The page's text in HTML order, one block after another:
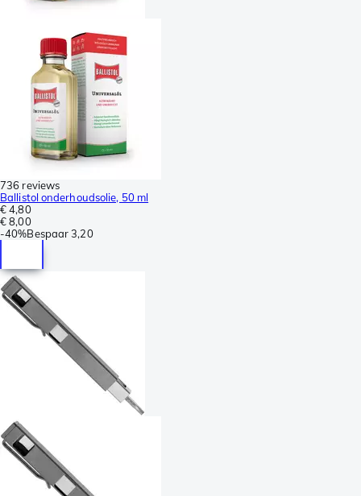
736 reviews
Ballistol onderhoudsolie, 50 ml
€ 4,80
€ 8,00
-40%Bespaar 3,20